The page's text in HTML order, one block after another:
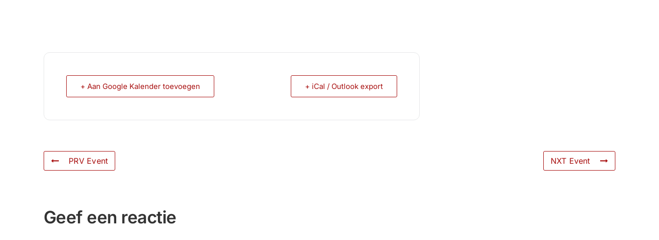
+ Aan Google Kalender toevoegen + iCal / Outlook export
PRV Event NXT Event
Geef een reactie